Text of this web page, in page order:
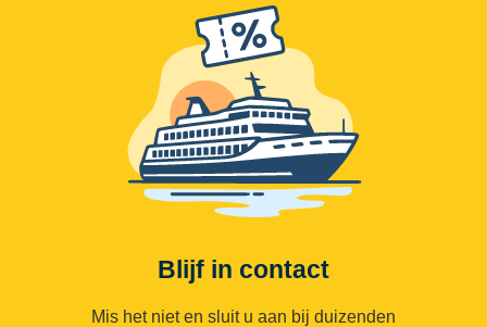
Blijf in contact
Mis het niet en sluit u aan bij duizenden